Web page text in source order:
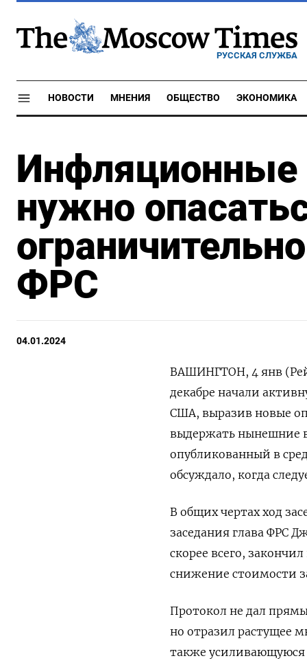
РУССКАЯ СЛУЖБА
НОВОСТИ МНЕНИЯ ОБЩЕСТВО ЭКОНОМИКА
Инфляционные
нужно
ФРС
04.01.2024
ВАШИНГТОН, 4 янв
декабре начали
США, выразив новые
выдержать нынешние
опубликованный в
обсуждало, когда
В общих чертах ход
заседания глава ФРС
скорее всего,
снижение стоимости
Протокол не дал
но отразил растущее
также усиливающуюся